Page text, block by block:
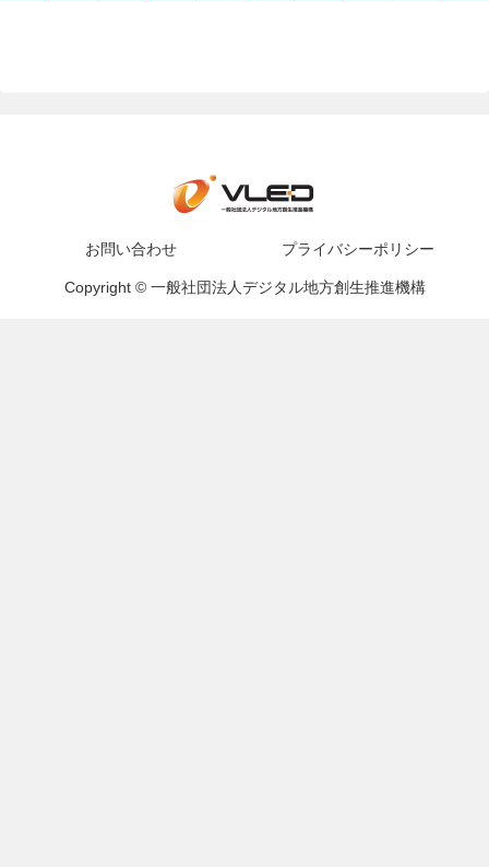
お問い合わせ プライバシーポリシー
Copyright © 一般社団法人デジタル地方創生推進機構